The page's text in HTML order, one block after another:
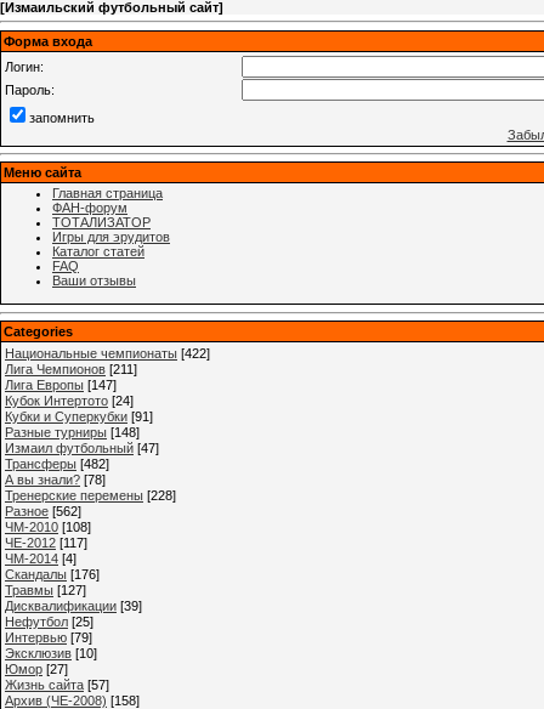
[Измаильский футбольный сайт]
Форма входа
Логин:
Пароль:
запомнить
Меню сайта
Главная страница
ФАН-форум
ТОТАЛИЗАТОР
Игры для эрудитов
Каталог статей
FAQ
Ваши отзывы
Categories
Национальные чемпионаты [422]
Лига Чемпионов [211]
Лига Европы [147]
Кубок Интертото [24]
Кубки и Суперкубки [91]
Разные турниры [148]
Измаил футбольный [47]
Трансферы [482]
А вы знали? [78]
Тренерские перемены [228]
Разное [562]
ЧМ-2010 [108]
ЧЕ-2012 [117]
ЧМ-2014 [4]
Cкандалы [176]
Травмы [127]
Дисквалификации [39]
Нефутбол [25]
Интервью [79]
Эксклюзив [10]
Юмор [27]
Жизнь сайта [57]
Архив (ЧЕ-2008) [158]